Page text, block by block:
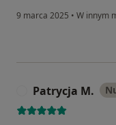
9 marca 2025 • W innym
Patrycja M.